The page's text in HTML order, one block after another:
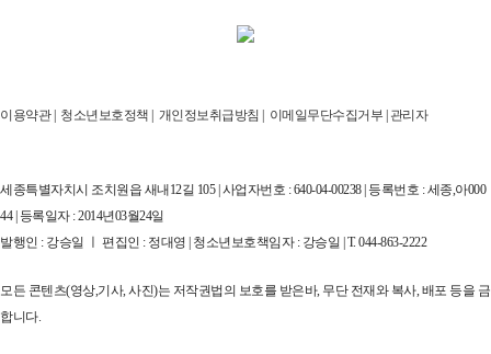
이용약관| 청소년보호정책 | 개인정보취급방침 | 이메일무단수집거부 | 관리자
세종특별자치시 조치원읍 새내12길 105 | 사업자번호 : 640-04-00238 | 등록번호 : 세종,아000
44 | 등록일자 : 2014년03월24일
발행인 : 강승일 ㅣ 편집인 : 정대영 | 청소년보호책임자 : 강승일 | T. 044-863-2222
모든 콘텐츠(영상,기사, 사진)는 저작권법의 보호를 받은바, 무단 전재와 복사, 배포 등을 금
합니다.